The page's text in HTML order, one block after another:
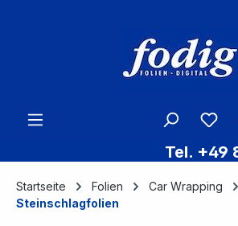
Tel. +49
Startseite Folien
Car Wrapping
Steinschlagfolien